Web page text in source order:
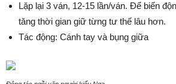
Lặp lại 3 ván, 12-15 lần/ván. Để biến
tăng thời gian giữ từng tư thế lâu hơn.
Tác động: Cánh tay và bụng giữa